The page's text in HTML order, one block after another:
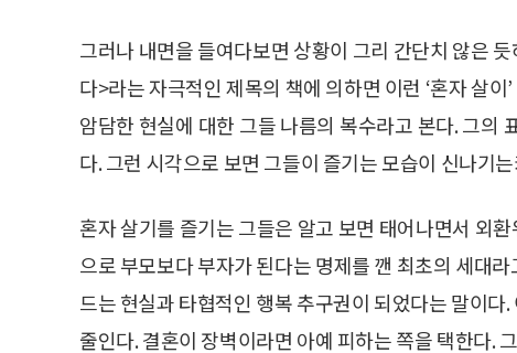
그러나 내면을 들여다보면 상황이 그리 간단치 않은
다>라는 자극적인 제목의 책에 의하면 이런 ‘혼자 살
암담한 현실에 대한 그들 나름의 복수라고 본다. 그의
다. 그런 시각으로 보면 그들이 즐기는 모습이 신나기
혼자 살기를 즐기는 그들은 알고 보면 태어나면서 외
으로 부모보다 부자가 된다는 명제를 깬 최초의 세대
드는 현실과 타협적인 행복 추구권이 되었다는 말이
줄인다. 결혼이 장벽이라면 아예 피하는 쪽을 택한다.